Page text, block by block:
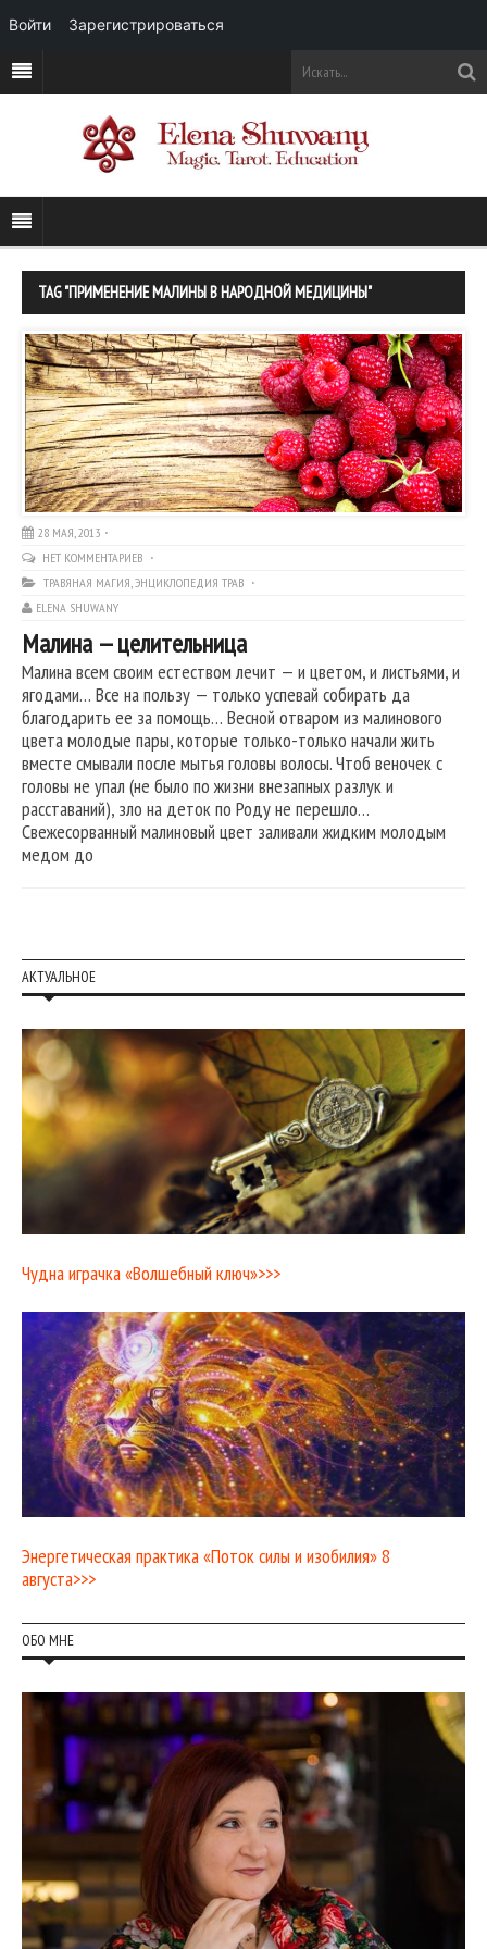
TAG "ПРИМЕНЕНИЕ МАЛИНЫ В НАРОДНОЙ МЕДИЦИНЫ"
28 МАЯ, 2013
НЕТ КОММЕНТАРИЕВ
ТРАВЯНАЯ МАГИЯ,ЭНЦИКЛОПЕДИЯ ТРАВ
ELENA SHUWANY
Малина — целительница
Малина всем своим естеством лечит — и цветом, и листьями, и
ягодами… Все на пользу — только успевай собирать да
благодарить ее за помощь… Весной отваром из малинового
цвета молодые пары, которые только-только начали жить
вместе смывали после мытья головы волосы. Чтоб веночек с
головы не упал (не было по жизни внезапных разлук и
расставаний), зло на деток по Роду не перешло…
Свежесорванный малиновый цвет заливали жидким молодым
медом до
АКТУАЛЬНОЕ
Чудна играчка «Волшебный ключ»>>>
Энергетическая практика «Поток силы и изобилия» 8
августа>>>
ОБО МНЕ
Войти Зарегистрироваться